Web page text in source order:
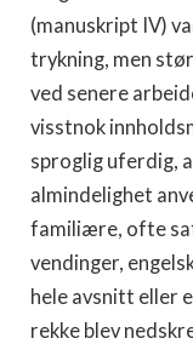
(manuskript IV)
trykning, men
ved senere
visstnok
sproglig uferdig,
almindelighet
familiære, ofte
vendinger,
hele avsnitt eller
rekke blev